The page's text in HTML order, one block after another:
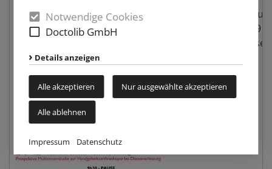
Notwendige Cookies
Doctolib GmbH
Details anzeigen
Alle akzeptieren Nur ausgewählte akzeptieren
Alle ablehnen
Impressum Datenschutz
SOTEST 2009
Hotel